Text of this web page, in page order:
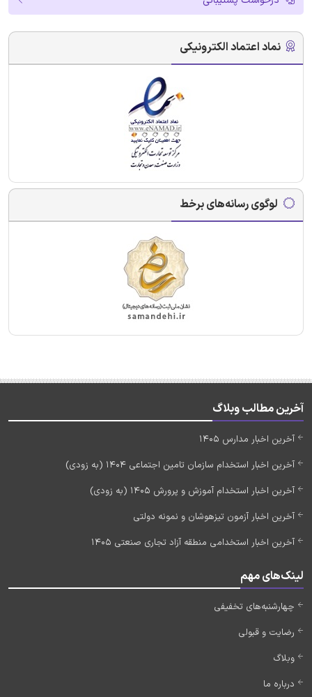
نماد اعتماد الکترونیکی
لوگوی رسانه‌های برخط
آخرین مطالب وبلاگ
آخرین اخبار مدارس 1405
آخرین اخبار استخدام سازمان تامین اجتماعی 1404 (به زودی)
آخرین اخبار استخدام آموزش و پرورش 1405 (به زودی)
آخرین اخبار آزمون تیزهوشان و نمونه دولتی
آخرین اخبار استخدامی منطقه آزاد تجاری صنعتی 1405
لینک‌های مهم
چهارشنبه‌های تخفیفی
رضایت و قبولی
وبلاگ
درباره ما